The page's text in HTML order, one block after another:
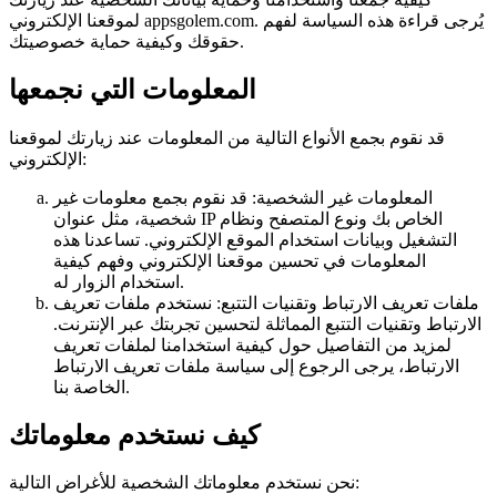
لموقعنا الإلكتروني appsgolem.com. يُرجى قراءة هذه السياسة لفهم
حقوقك وكيفية حماية خصوصيتك.
المعلومات التي نجمعها
قد نقوم بجمع الأنواع التالية من المعلومات عند زيارتك لموقعنا
الإلكتروني:
المعلومات غير الشخصية: قد نقوم بجمع معلومات غير
شخصية، مثل عنوان IP الخاص بك ونوع المتصفح ونظام
التشغيل وبيانات استخدام الموقع الإلكتروني. تساعدنا هذه
المعلومات في تحسين موقعنا الإلكتروني وفهم كيفية
استخدام الزوار له.
ملفات تعريف الارتباط وتقنيات التتبع: نستخدم ملفات تعريف
الارتباط وتقنيات التتبع المماثلة لتحسين تجربتك عبر الإنترنت.
لمزيد من التفاصيل حول كيفية استخدامنا لملفات تعريف
الارتباط، يرجى الرجوع إلى سياسة ملفات تعريف الارتباط
الخاصة بنا.
كيف نستخدم معلوماتك
نحن نستخدم معلوماتك الشخصية للأغراض التالية: